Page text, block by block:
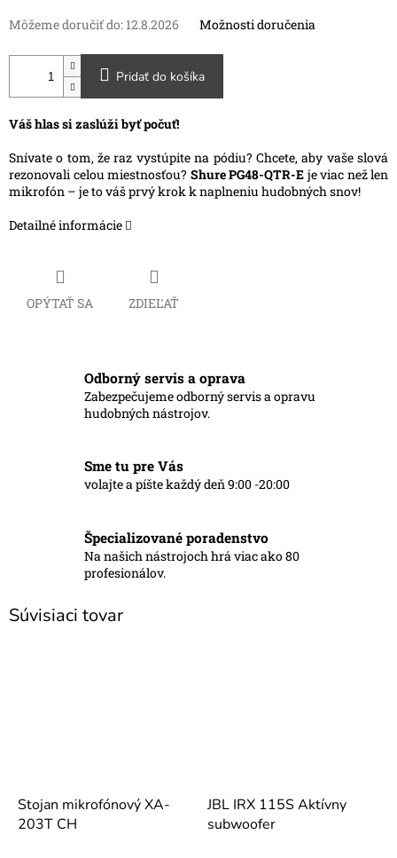
Môžeme doručiť do: 12.8.2026 Možnosti doručenia
Pridať do košíka
Váš hlas si zaslúži byť počuť!
Snívate o tom, že raz vystúpite na pódiu? Chcete, aby vaše slová
rezonovali celou miestnosťou? Shure PG48-QTR-E je viac než len
mikrofón – je to váš prvý krok k naplneniu hudobných snov!
Detailné informácie
OPÝTAŤ SA ZDIEĽAŤ
Odborný servis a oprava
Zabezpečujeme odborný servis a opravu
hudobných nástrojov.
Sme tu pre Vás
volajte a píšte každý deň 9:00 -20:00
Špecializované poradenstvo
Na našich nástrojoch hrá viac ako 80
profesionálov.
Súvisiaci tovar
Stojan mikrofónový XA-
203T CH
JBL IRX 115S Aktívny
subwoofer